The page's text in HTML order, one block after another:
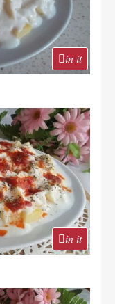
in it
in it